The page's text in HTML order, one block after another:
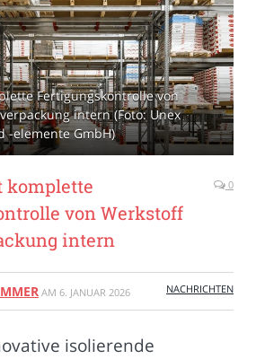
Fertigungskontrolle von
intern (Foto: Unex
-elemente GmbH)
komplette
von Werkstoff
intern
0
AM 6. JANUAR 2026 NACHRICHTEN
isolierende